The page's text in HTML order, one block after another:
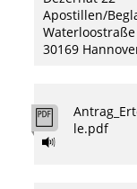
Apostillen/
30169
le.pdf